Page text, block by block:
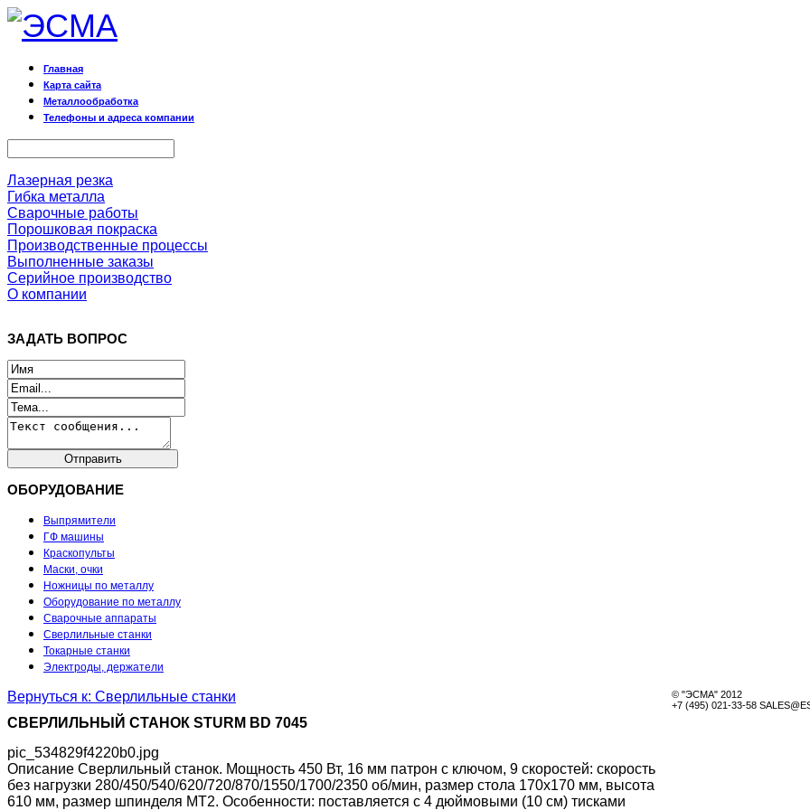
Главная
Карта сайта
Металлообработка
Телефоны и адреса компании
Лазерная резка
Гибка металла
Сварочные работы
Порошковая покраска
Производственные процессы
Выполненные заказы
Серийное производство
О компании
ЗАДАТЬ ВОПРОС
ОБОРУДОВАНИЕ
Выпрямители
ГФ машины
Краскопульты
Маски, очки
Ножницы по металлу
Оборудование по металлу
Сварочные аппараты
Сверлильные станки
Токарные станки
Электроды, держатели
Вернуться к: Сверлильные станки
СВЕРЛИЛЬНЫЙ СТАНОК STURM ВD 7045
pic_534829f4220b0.jpg
Описание Сверлильный станок. Мощность 450 Вт, 16 мм патрон с ключом, 9 скоростей: скорость
без нагрузки 280/450/540/620/720/870/1550/1700/2350 об/мин, размер стола 170х170 мм, высота
610 мм, размер шпинделя МТ2. Особенности: поставляется с 4 дюймовыми (10 см) тисками
© "ЭСМА" 2012
+7 (495) 021-33-58